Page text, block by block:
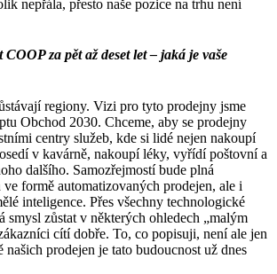
nepřála, přesto naše pozice na trhu není
COOP za pět až deset let – jaká je vaše
regiony. Vizi pro tyto prodejny jsme
Obchod 2030. Chceme, aby se prodejny
centry služeb, kde si lidé nejen nakoupí
v kavárně, nakoupí léky, vyřídí poštovní a
dalšího. Samozřejmostí bude plná
formě automatizovaných prodejen, ale i
inteligence. Přes všechny technologické
smysl zůstat v některých ohledech „malým
cítí dobře. To, co popisuji, není ale jen
našich prodejen je tato budoucnost už dnes